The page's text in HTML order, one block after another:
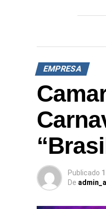
EMPRESA
Publicado
De